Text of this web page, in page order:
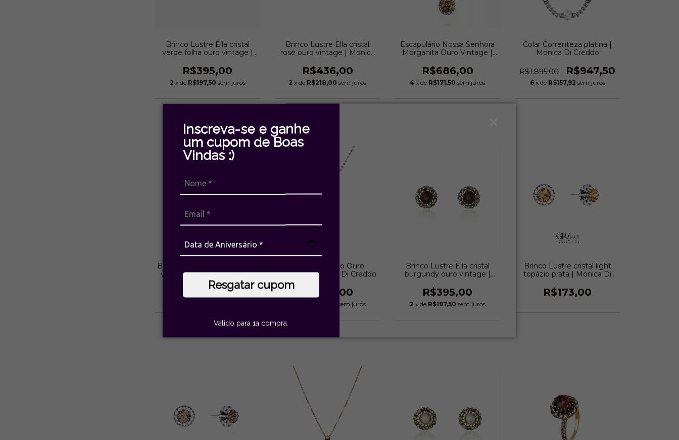
Inscreva-se e ganhe
um cupom de Boas
Vindas :)
Resgatar cupom
Válido para 1a compra.
Brinco Lustre Ella cristal
verde folha ouro vintage |
R$395,00
2 x de R$197,50 sem juros
Brinco Lustre Ella cristal
rosé ouro vintage | Monica
R$436,00
2 x de R$218,00 sem juros
Escapulário Nossa Senhora
Morganita Ouro Vintage |
R$686,00
4 x de R$171,50 sem juros
Colar Correnteza platina |
Monica Di Creddo
R$1.895,00 R$947,50
6 x de R$157,92 sem juros
Brinco Lustre cristal amarelo
vivo ouro vintage | Monica
Di Creddo
R$186,00
Terço Mini Anjo Ouro
Vintage | Monica Di Creddo
R$508,00
sem juros
Brinco Lustre Ella cristal
burgundy ouro vintage |
R$395,00
2 x de R$197,50 sem juros
Brinco Lustre cristal light
topázio prata | Monica Di
R$173,00